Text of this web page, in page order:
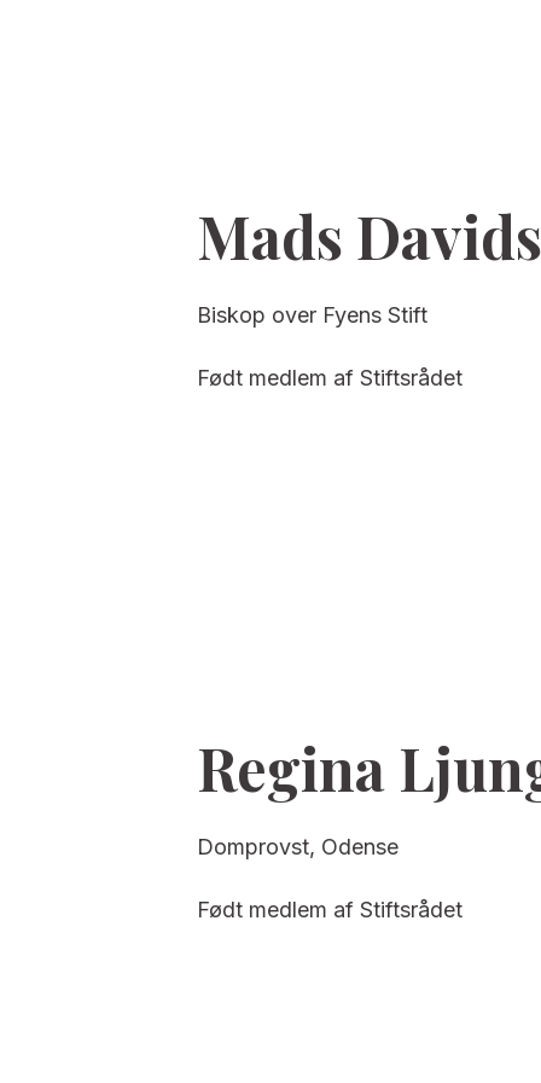
Mads
Biskop over Fyens Stift
Født medlem af Stiftsrådet
Regina
Domprovst, Odense
Født medlem af Stiftsrådet